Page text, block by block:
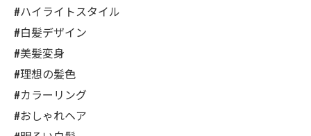
#ハイライトスタイル
#白髪デザイン
#美髪変身
#理想の髪色
#カラーリング
#おしゃれヘア